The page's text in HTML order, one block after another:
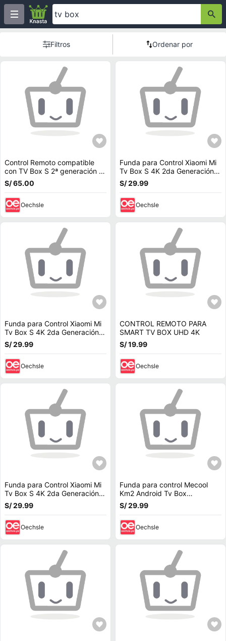
Filtros Ordenar por
Control Remoto compatible
con TV Box S 2ª generación +
Soporte
S/ 65.00
Oechsle
Funda para Control Xiaomi Mi
Tv Box S 4K 2da Generación
Rojo
S/ 29.99
Oechsle
Funda para Control Xiaomi Mi
Tv Box S 4K 2da Generación
Turquesa
S/ 29.99
Oechsle
CONTROL REMOTO PARA
SMART TV BOX UHD 4K
S/ 19.99
Oechsle
Funda para Control Xiaomi Mi
Tv Box S 4K 2da Generación
Negro
S/ 29.99
Oechsle
Funda para control Mecool
Km2 Android Tv Box
S/ 29.99
Oechsle